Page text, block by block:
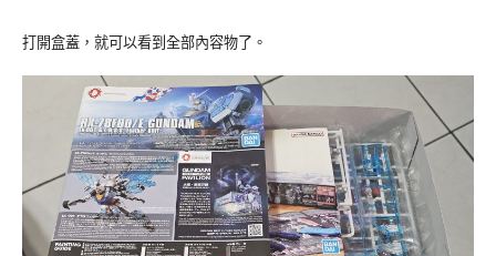
打開盒蓋，就可以看到全部內容物了。